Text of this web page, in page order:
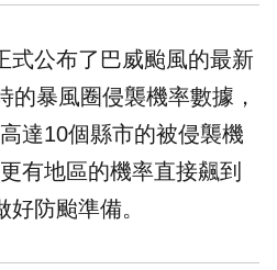
式公布了 巴威颱風的最新
的暴風圈侵襲機率數據，
達10個縣市的被侵襲機
有地區的機率直接飆到
防颱準備。